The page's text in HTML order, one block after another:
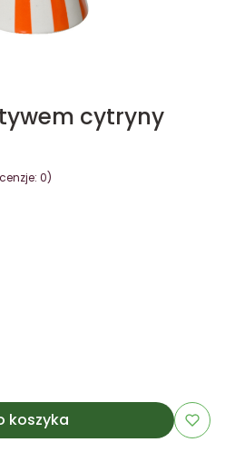
cytryny
0)
koszyka